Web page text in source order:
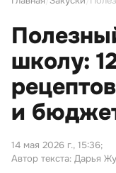
школу:
и
14 мая 2026 г., 15:36;
Автор текста: Дарья